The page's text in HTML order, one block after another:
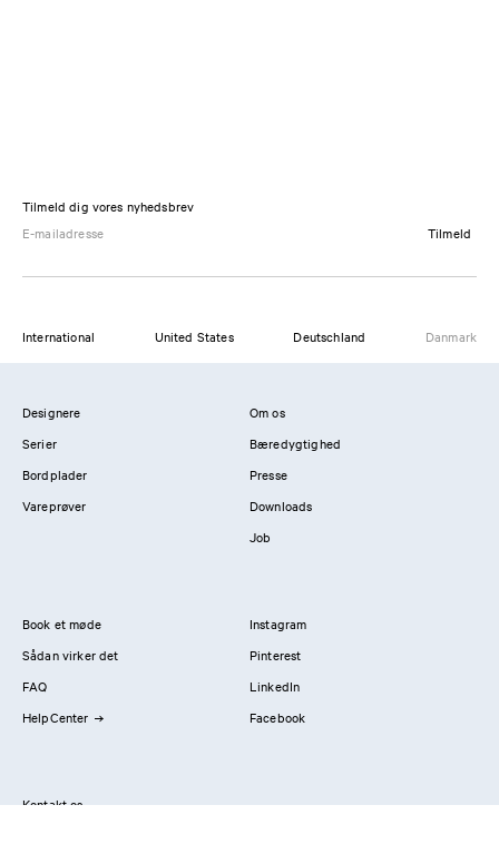
Tilmeld dig vores nyhedsbrev
Tilmeld
International United States Deutschland Danmark
Designere
Serier
Bordplader
Vareprøver
Om os
Bæredygtighed
Presse
Downloads
Job
Book et møde
Sådan virker det
FAQ
HelpCenter
Instagram
Pinterest
LinkedIn
Facebook
Kontakt os